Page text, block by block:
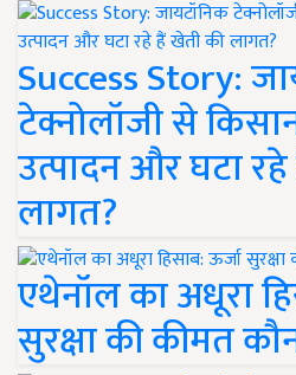
Success Story:
टेक्नोलॉजी से
उत्पादन और घटा
लागत?
एथेनॉल का अधूरा
सुरक्षा की कीमत